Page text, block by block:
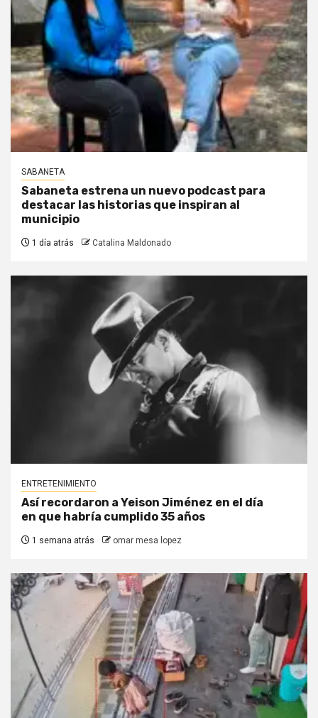
SABANETA
Sabaneta estrena un nuevo podcast para
destacar las historias que inspiran al
municipio
1 día atrás Catalina Maldonado
ENTRETENIMIENTO
Así recordaron a Yeison Jiménez en el día
en que habría cumplido 35 años
1 semana atrás omar mesa lopez